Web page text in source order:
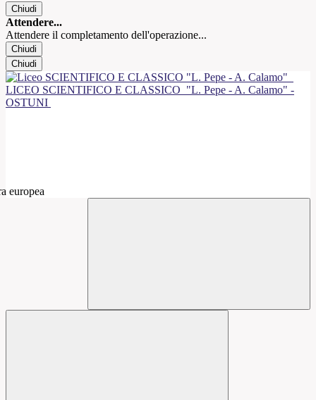
Chiudi
Attendere...
Attendere il completamento dell'operazione...
Chiudi
Chiudi
LICEO SCIENTIFICO E CLASSICO "L. Pepe - A. Calamo" -
OSTUNI